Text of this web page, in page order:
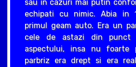
sau in cazuri mai putin
echipati cu nimic. Abia in
primul geam auto. Era un
cele de astazi din punct
aspectului, insa nu foarte
parbriz era drept si era